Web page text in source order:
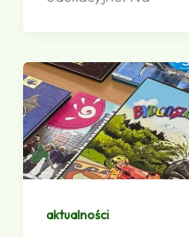
aktualności